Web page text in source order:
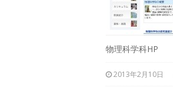
物理科学科HP
2013年2月10日